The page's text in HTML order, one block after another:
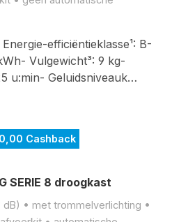
efficiëntieklasse¹: B-
Vulgewicht³: 9 kg-
u:min- Geluidsniveauk…
Cashback
SERIE 8 droogkast
• met trommelverlichting •